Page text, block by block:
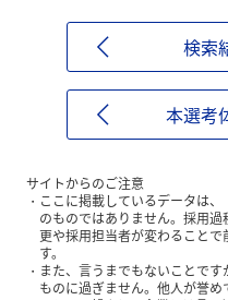
検索
本選考
サイトからのご注意
ここに掲載しているデータは
のものではありません。採用
更や採用担当者が変わること
す。
また、言うまでもないことで
ものに過ぎません。他人が誉